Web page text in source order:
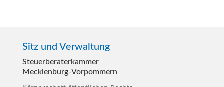
Sitz und Verwaltung
Steuerberater­kammer
Mecklenburg-Vorpommern